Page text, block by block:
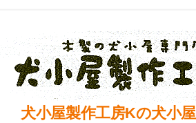
犬小屋製作工房Kの犬小